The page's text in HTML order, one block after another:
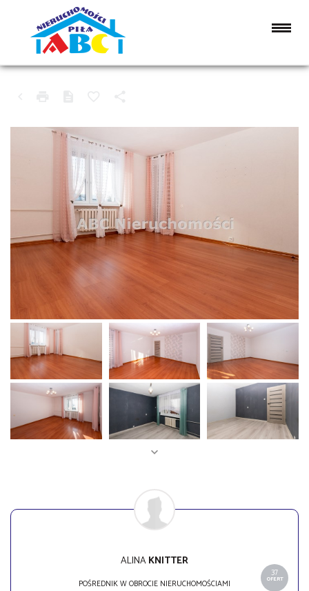
ZAKRZEWO, STARA WIŚNIEWKA
MIESZKANIE NA SPRZEDAŻ
37
OFERT
ALINAKNITTER
POŚREDNIK W OBROCIE NIERUCHOMOŚCIAMI